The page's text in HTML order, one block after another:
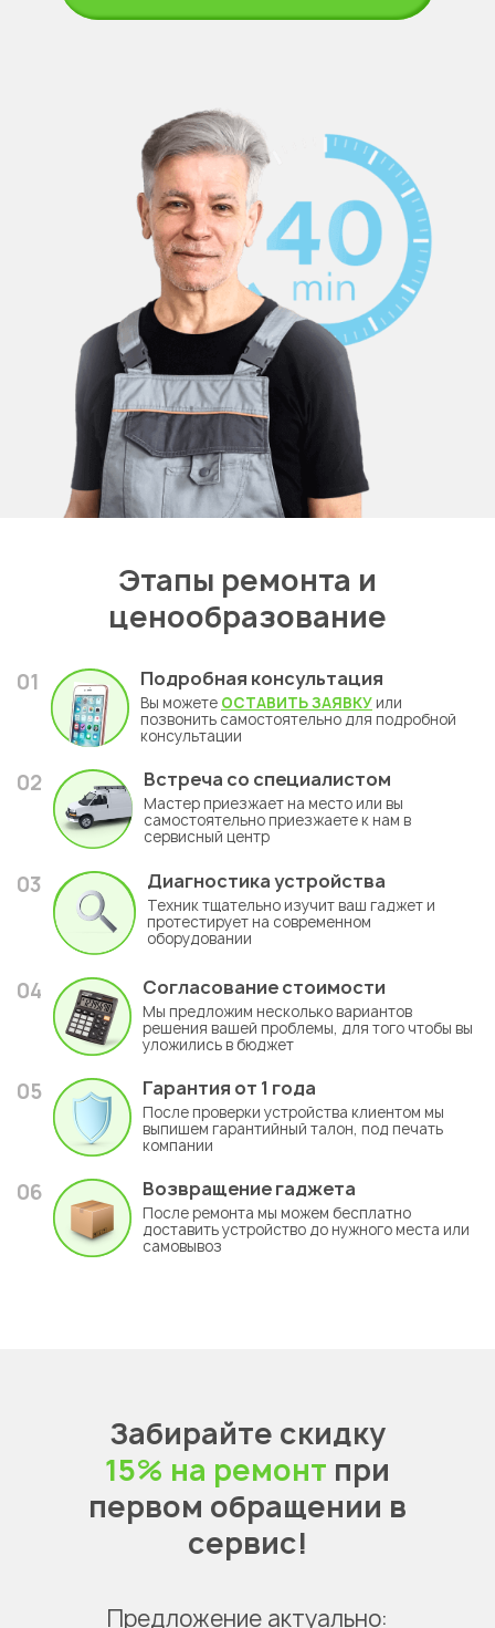
Этапы ремонта и
ценообразование
01 Подробная консультация
Вы можете ОСТАВИТЬ ЗАЯВКУ или
позвонить самостоятельно для подробной
консультации
02 Встреча со специалистом
Мастер приезжает на место или вы
самостоятельно приезжаете к нам в
сервисный центр
03 Диагностика устройства
Техник тщательно изучит ваш гаджет и
протестирует на современном
оборудовании
04 Согласование стоимости
Мы предложим несколько вариантов
решения вашей проблемы, для того чтобы вы
уложились в бюджет
05 Гарантия от 1 года
После проверки устройства клиентом мы
выпишем гарантийный талон, под печать
компании
06 Возвращение гаджета
После ремонта мы можем бесплатно
доставить устройство до нужного места или
самовывоз
Забирайте скидку
15% на ремонт при
первом обращении в
сервис!
Предложение актуально: